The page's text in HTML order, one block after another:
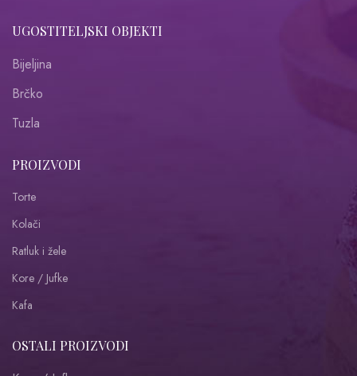
UGOSTITELJSKI OBJEKTI
Bijeljina
Brčko
Tuzla
PROIZVODI
Torte
Kolači
Ratluk i žele
Kore / Jufke
Kafa
OSTALI PROIZVODI